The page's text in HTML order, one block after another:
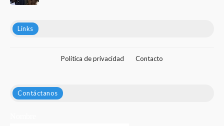
Links
Política de privacidad Contacto
Contáctanos